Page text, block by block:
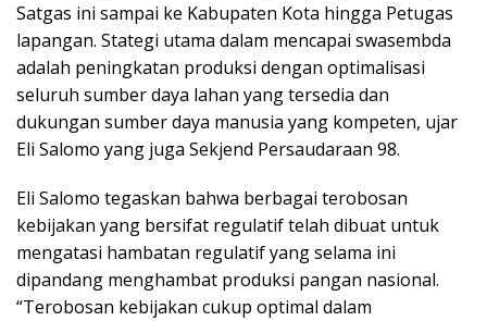
Satgas ini sampai ke Kabupaten Kota hingga Petugas
lapangan. Stategi utama dalam mencapai swasembda
adalah peningkatan produksi dengan optimalisasi
seluruh sumber daya lahan yang tersedia dan
dukungan sumber daya manusia yang kompeten, ujar
Eli Salomo yang juga Sekjend Persaudaraan 98.
Eli Salomo tegaskan bahwa berbagai terobosan
kebijakan yang bersifat regulatif telah dibuat untuk
mengatasi hambatan regulatif yang selama ini
dipandang menghambat produksi pangan nasional.
“Terobosan kebijakan cukup optimal dalam